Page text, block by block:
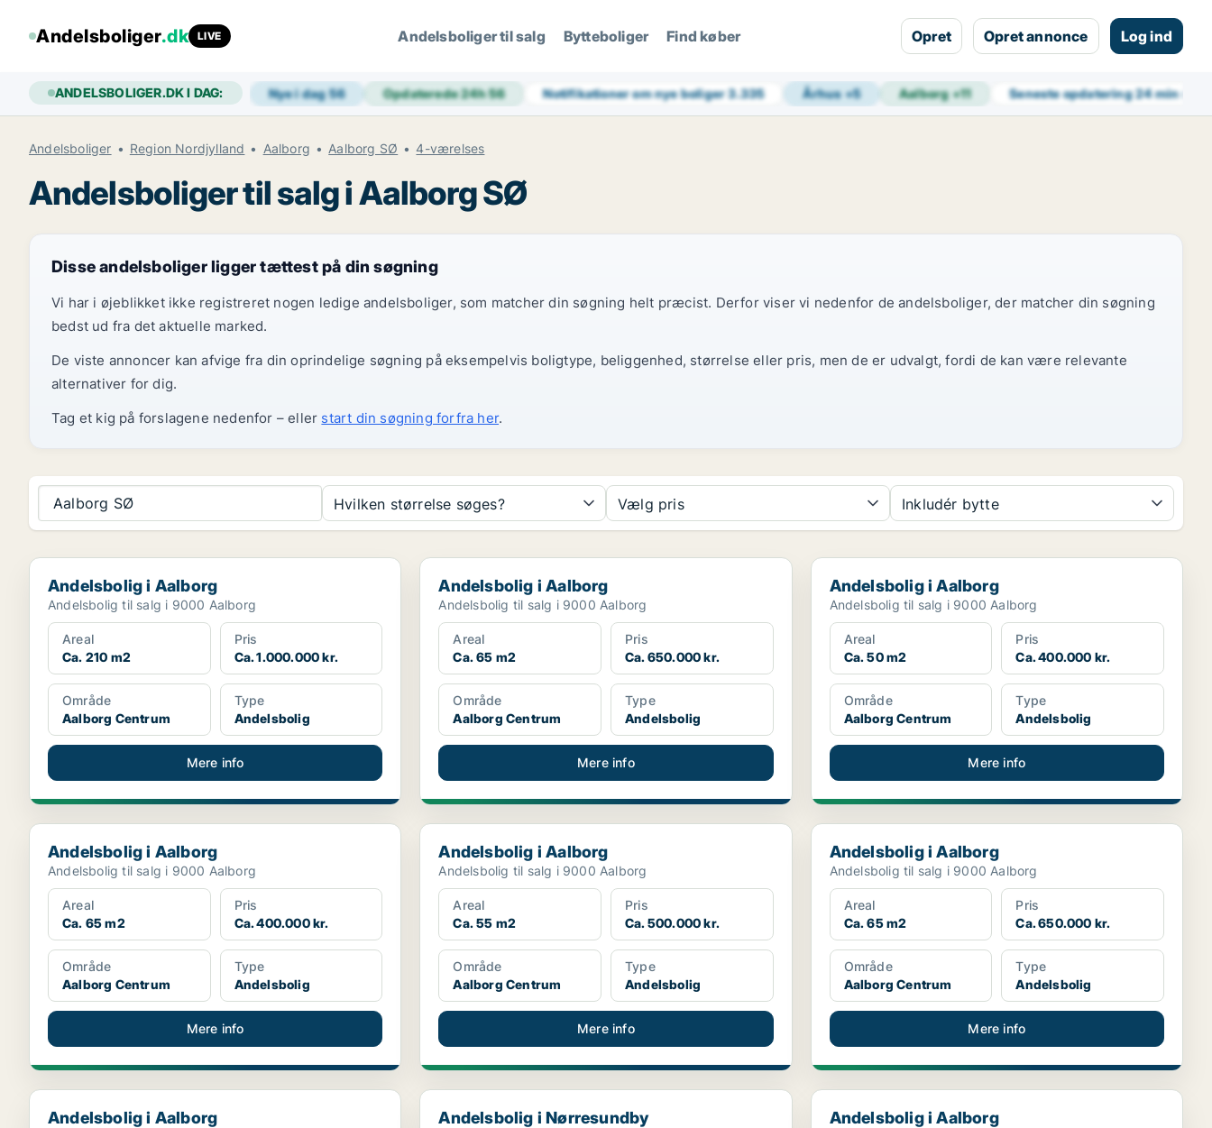
Andelsboliger.dk LIVE Andelsboliger til salg Bytteboliger Find køber Opret Opret annonce Log ind
ANDELSBOLIGER.DK I DAG: Nye i dag56 Opdaterede 24h56 Notifikationer om nye boliger3.335 Århus+5 Aalborg+11 Seneste opdatering24 min
Andelsboliger Region Nordjylland Aalborg Aalborg SØ 4-værelses
Andelsboliger til salg i Aalborg SØ
Disse andelsboliger ligger tættest på din søgning
Vi har i øjeblikket ikke registreret nogen ledige andelsboliger, som matcher din søgning helt præcist. Derfor viser vi nedenfor de andelsboliger, der matcher din søgning
bedst ud fra det aktuelle marked.
De viste annoncer kan afvige fra din oprindelige søgning på eksempelvis boligtype, beliggenhed, størrelse eller pris, men de er udvalgt, fordi de kan være relevante
alternativer for dig.
Tag et kig på forslagene nedenfor – eller start din søgning forfra her.
Aalborg SØ Hvilken størrelse søges? Vælg pris Inkludér bytte
Andelsbolig i Aalborg
Andelsbolig i Aalborg
Andelsbolig til salg i 9000 Aalborg
Areal
Ca. 210 m2
Pris
Ca. 1.000.000 kr.
Område
Aalborg Centrum
Type
Andelsbolig
Mere info
Andelsbolig i Aalborg
Andelsbolig i Aalborg
Andelsbolig til salg i 9000 Aalborg
Areal
Ca. 65 m2
Pris
Ca. 650.000 kr.
Område
Aalborg Centrum
Type
Andelsbolig
Mere info
Andelsbolig i Aalborg
Andelsbolig i Aalborg
Andelsbolig til salg i 9000 Aalborg
Areal
Ca. 50 m2
Pris
Ca. 400.000 kr.
Område
Aalborg Centrum
Type
Andelsbolig
Mere info
Andelsbolig i Aalborg
Andelsbolig i Aalborg
Andelsbolig til salg i 9000 Aalborg
Areal
Ca. 65 m2
Pris
Ca. 400.000 kr.
Område
Aalborg Centrum
Type
Andelsbolig
Mere info
Andelsbolig i Aalborg
Andelsbolig i Aalborg
Andelsbolig til salg i 9000 Aalborg
Areal
Ca. 55 m2
Pris
Ca. 500.000 kr.
Område
Aalborg Centrum
Type
Andelsbolig
Mere info
Andelsbolig i Aalborg
Andelsbolig i Aalborg
Andelsbolig til salg i 9000 Aalborg
Areal
Ca. 65 m2
Pris
Ca. 650.000 kr.
Område
Aalborg Centrum
Type
Andelsbolig
Mere info
Andelsbolig i Aalborg
Andelsbolig i Aalborg
Andelsbolig i Nørresundby
Andelsbolig i Nørresundby
Andelsbolig i Aalborg
Andelsbolig i Aalborg